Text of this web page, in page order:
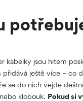
kabelky jsou hitem
ještě více – co
se do nich vejde
klobouk. Pokud si